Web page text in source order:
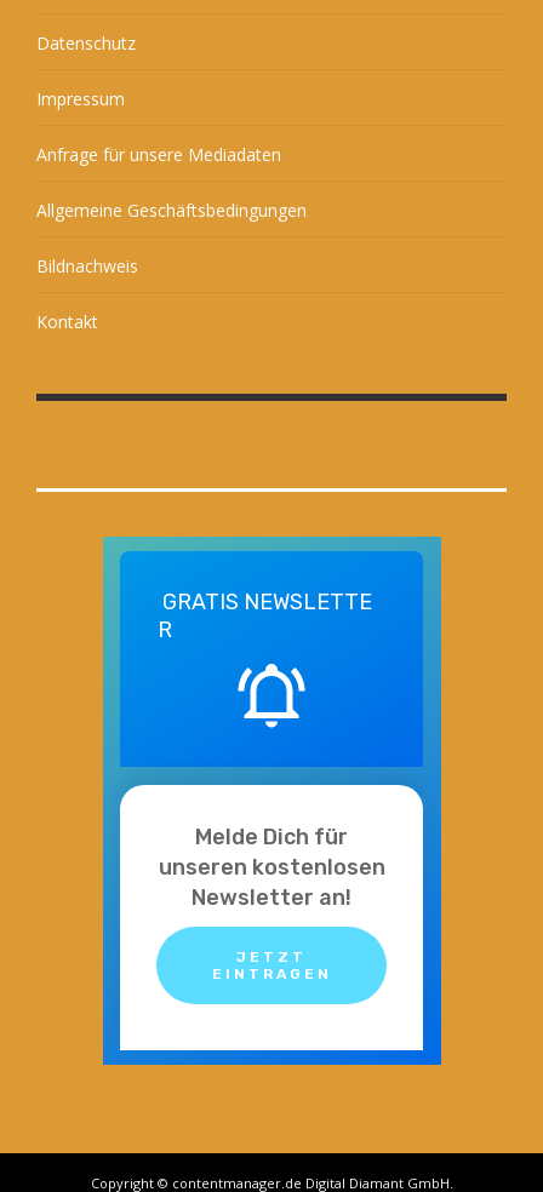
Datenschutz
Impressum
Anfrage für unsere Mediadaten
Allgemeine Geschäftsbedingungen
Bildnachweis
Kontakt
GRATIS NEWSLETTE
R
Melde Dich für
unseren kostenlosen
Newsletter an!
JETZT
EINTRAGEN
Copyright © contentmanager.de Digital Diamant GmbH.